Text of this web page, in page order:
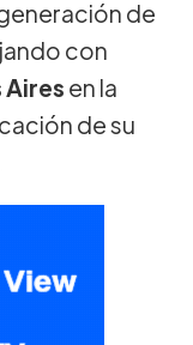
de
con
Aires en la
de su